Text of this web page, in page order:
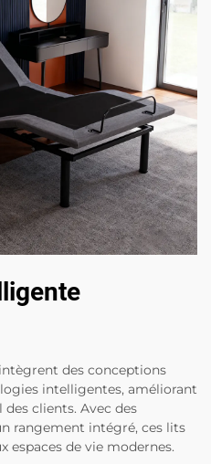
des conceptions
intelligentes, améliorant
clients. Avec des
rangement intégré, ces lits
espaces de vie modernes.